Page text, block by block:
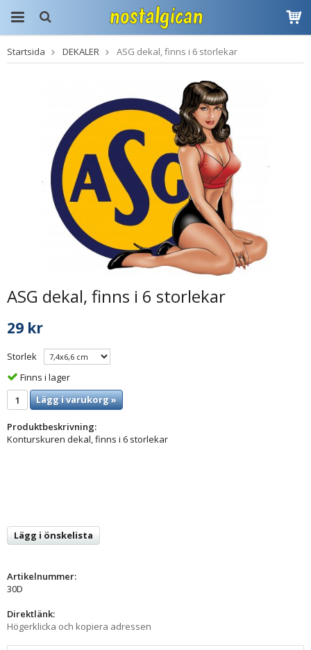
Produkten har blivit
tillagd i varukorgen
Startsida DEKALER ASG dekal, finns i 6 storlekar
ASG dekal, finns i 6 storlekar
29 kr
Storlek
Finns i lager
Lägg i varukorg »
Produktbeskrivning:
Konturskuren dekal, finns i 6 storlekar
Lägg i önskelista
Artikelnummer:
30D
Direktlänk:
Högerklicka och kopiera adressen